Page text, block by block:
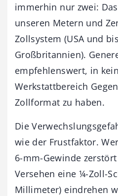
immerhin nur zwei:
unseren Metern und
Zollsystem (USA und
Großbritannien).
empfehlenswert, in
Werkstattbereich
Zollformat zu haben.
Die
wie der Frustfaktor.
6-mm-Gewinde
Versehen eine ¼-Zoll-
Millimeter) eindrehen